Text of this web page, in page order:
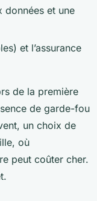
données et une
et l’assurance
de la première
de garde-fou
un choix de
où
peut coûter cher.